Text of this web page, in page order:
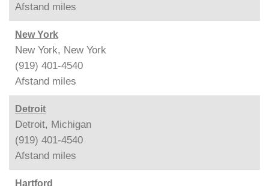
Afstand miles
New York
New York, New York
(919) 401-4540
Afstand miles
Detroit
Detroit, Michigan
(919) 401-4540
Afstand miles
Hartford